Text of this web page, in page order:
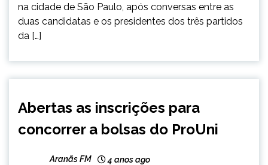
na cidade de São Paulo, após conversas entre as
duas candidatas e os presidentes dos três partidos
da […]
Abertas as inscrições para
concorrer a bolsas do ProUni
Aranãs FM 4 anos ago